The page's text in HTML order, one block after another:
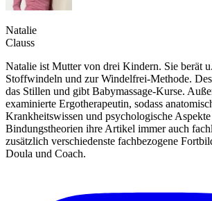
Natalie
Clauss
Natalie ist Mutter von drei Kindern. Sie berät
Stoffwindeln und zur Windelfrei-Methode.
das Stillen und gibt Babymassage-Kurse.
examinierte Ergotherapeutin, sodass
Krankheitswissen und psychologische
Bindungstheorien ihre Artikel immer auch
zusätzlich verschiedenste fachbezogene
Doula und Coach.